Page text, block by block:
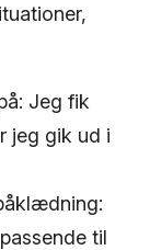
Jeg fik
jeg gik ud i
til